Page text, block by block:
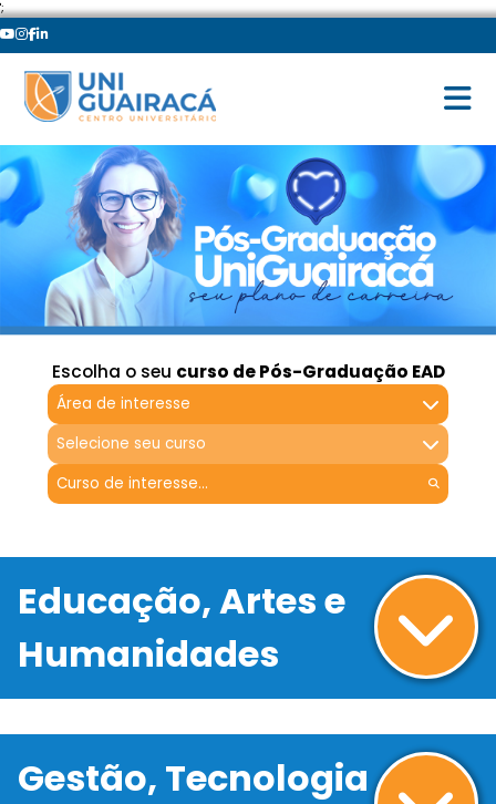
';
Escolha o seu curso de Pós-Graduação EAD
Área de interesse
Selecione seu curso
Educação, Artes e
Humanidades
Gestão, Tecnologia